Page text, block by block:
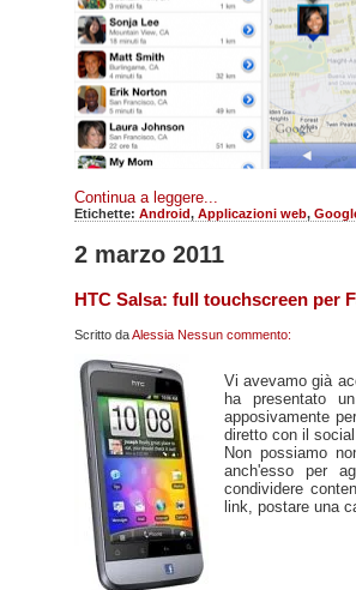
Continua a leggere...
Etichette: Android, Applicazioni web,
2 marzo 2011
HTC Salsa: full touchscreen per
Scritto daAlessia Nessun commento:
Vi avevamo già
ha presentato
apposivamente
diretto con il
Non possiamo
anch'esso per
condividere
link, postare una